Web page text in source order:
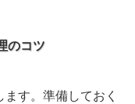
のコツ
す。準備しておく